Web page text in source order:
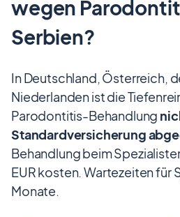
wegen
Serbien?
In Deutschland, Österreich,
Niederlanden ist die
Parodontitis-Behandlung
Standardversicherung
Behandlung beim
EUR kosten. Wartezeiten für
Monate.